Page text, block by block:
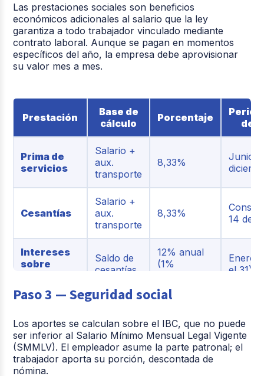
Las prestaciones sociales son beneficios
económicos adicionales al salario que la ley
garantiza a todo trabajador vinculado mediante
contrato laboral. Aunque se pagan en momentos
específicos del año, la empresa debe aprovisionar
su valor mes a mes.
Prestación
Base de
cálculo
Porcentaje
de
Prima de
servicios
Salario +
aux.
transporte
8,33%
Junio y
Cesantías
Salario +
aux.
transporte
8,33%
14 de
Intereses
sobre
Saldo de
cesantías
12% anual
(1%
Enero
el 31)
Solo
base
4,17% (15
hábiles/año)
entre
Paso 3 — Seguridad social
Los aportes se calculan sobre el IBC, que no puede
ser inferior al Salario Mínimo Mensual Legal Vigente
(SMMLV). El empleador asume la parte patronal; el
trabajador aporta su porción, descontada de
nómina.